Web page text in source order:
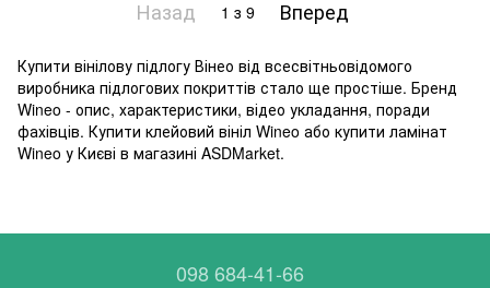
Назад 1 з 9 Вперед
Купити вінілову підлогу Вінео від всесвітньовідомого
виробника підлогових покриттів стало ще простіше. Бренд
Wineo - опис, характеристики, відео укладання, поради
фахівців. Купити клейовий вініл Wineo або купити ламінат
Wineo у Києві в магазині ASDMarket.
098 684-41-66